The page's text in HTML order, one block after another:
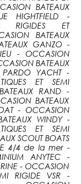
BATEAUX
HIGHTFIELD -
RIGIDES ET
BATEAUX
GANZO -
- OCCASION
BATEAUX
YACHT -
ET SEMI
RAND -
BATEAUX
- OCCASION
WINDY -
ET SEMI
SCOUT BOATS
4/4 de la mer -
ANYTEC -
- OCCASION
RIGIDE VSR -